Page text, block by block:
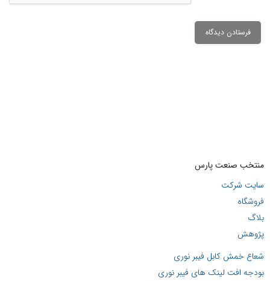
منتخب صنعت پارس
سایت شرکت
فروشگاه
بلاگ
پژوهش
شعاع خمش کابل فیبر نوری
بودجه افت لینک های فیبر نوری